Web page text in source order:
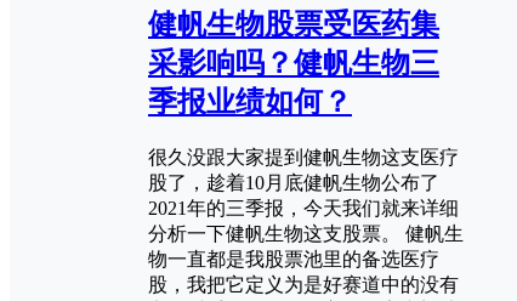
健帆生物股票受医药集
采影响吗？健帆生物三
季报业绩如何？
很久没跟大家提到健帆生物这支医疗
股了，趁着10月底健帆生物公布了
2021年的三季报，今天我们就来详细
分析一下健帆生物这支股票。 健帆生
物一直都是我股票池里的备选医疗
股，我把它定义为是好赛道中的没有